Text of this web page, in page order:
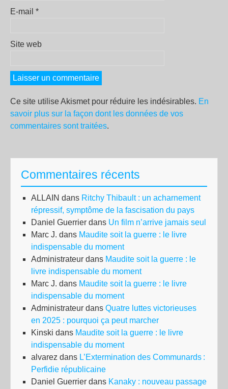
E-mail *
Site web
Ce site utilise Akismet pour réduire les indésirables. En
savoir plus sur la façon dont les données de vos
commentaires sont traitées.
Commentaires récents
ALLAIN dans Ritchy Thibault : un acharnement
répressif, symptôme de la fascisation du pays
Daniel Guerrier dans Un film n’arrive jamais seul
Marc J. dans Maudite soit la guerre : le livre
indispensable du moment
Administrateur dans Maudite soit la guerre : le
livre indispensable du moment
Marc J. dans Maudite soit la guerre : le livre
indispensable du moment
Administrateur dans Quatre luttes victorieuses
en 2025 : pourquoi ça peut marcher
Kinski dans Maudite soit la guerre : le livre
indispensable du moment
alvarez dans L’Extermination des Communards :
Perfidie républicaine
Daniel Guerrier dans Kanaky : nouveau passage